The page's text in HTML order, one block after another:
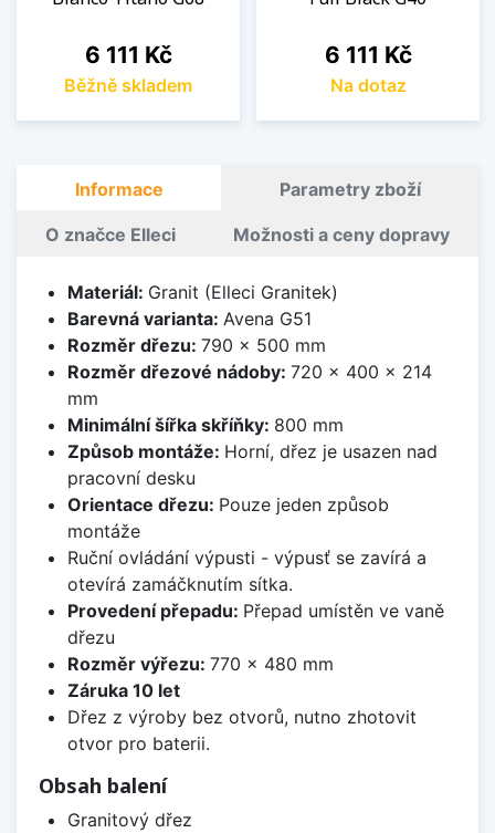
Cena
6 111 Kč
Běžně skladem
Cena
6 111 Kč
Na dotaz
Informace Parametry zboží
O značce Elleci Možnosti a ceny dopravy
Materiál: Granit (Elleci Granitek)
Barevná varianta: Avena G51
Rozměr dřezu: 790 x 500 mm
Rozměr dřezové nádoby: 720 x 400 x 214
mm
Minimální šířka skříňky: 800 mm
Způsob montáže: Horní, dřez je usazen nad
pracovní desku
Orientace dřezu: Pouze jeden způsob
montáže
Ruční ovládání výpusti - výpusť se zavírá a
otevírá zamáčknutím sítka.
Provedení přepadu: Přepad umístěn ve vaně
dřezu
Rozměr výřezu: 770 x 480 mm
Záruka 10 let
Dřez z výroby bez otvorů, nutno zhotovit
otvor pro baterii.
Obsah balení
Granitový dřez